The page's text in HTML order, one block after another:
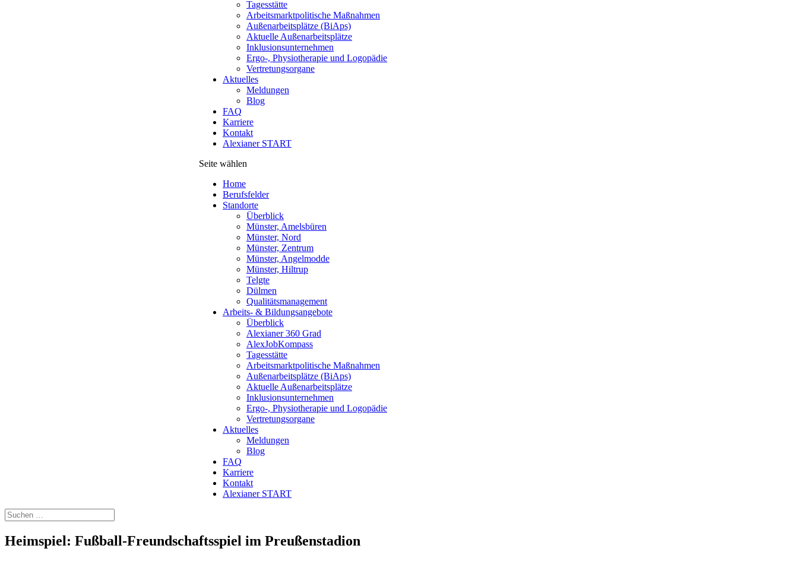
Tagesstätte
Arbeitsmarktpolitische Maßnahmen
Außenarbeitsplätze (BiAps)​
Aktuelle Außenarbeitsplätze
Inklusionsunternehmen
Ergo-, Physiotherapie und Logopädie
Vertretungsorgane
Aktuelles
Meldungen
Blog
FAQ
Karriere
Kontakt
Alexianer START
Seite wählen
Home
Berufsfelder
Standorte
Überblick
Münster, Amelsbüren
Münster, Nord
Münster, Zentrum
Münster, Angelmodde
Münster, Hiltrup
Telgte
Dülmen
Qualitätsmanagement
Arbeits- & Bildungsangebote
Überblick
Alexianer 360 Grad
AlexJobKompass
Tagesstätte
Arbeitsmarktpolitische Maßnahmen
Außenarbeitsplätze (BiAps)​
Aktuelle Außenarbeitsplätze
Inklusionsunternehmen
Ergo-, Physiotherapie und Logopädie
Vertretungsorgane
Aktuelles
Meldungen
Blog
FAQ
Karriere
Kontakt
Alexianer START
Heimspiel: Fußball-Freundschaftsspiel im Preußenstadion